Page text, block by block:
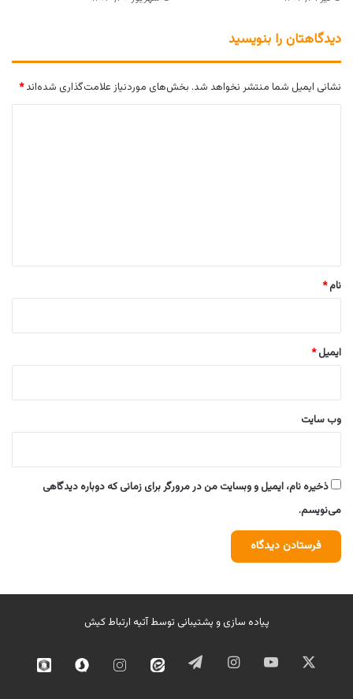
دیدگاهتان را بنویسید
نشانی ایمیل شما منتشر نخواهد شد. بخش‌های موردنیاز علامت‌گذاری شده‌اند*
نام*
ایمیل*
وب‌ سایت
ذخیره نام، ایمیل و وبسایت من در مرورگر برای زمانی که دوباره دیدگاهی
می‌نویسم.
پیاده سازی و پشتیبانی توسطآتیه ارتباط کیش
ایکس یوتیوب اینستاگرامتلگرام ایتا
اینستاگرامسروش